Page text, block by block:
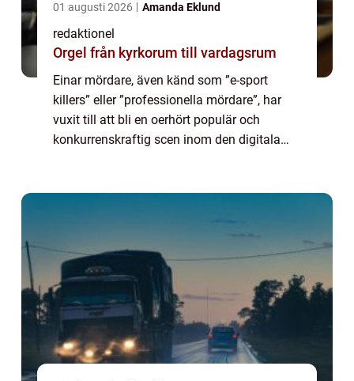
01 augusti 2026 Amanda Eklund
redaktionel
Orgel från kyrkorum till vardagsrum
Einar mördare, även känd som ”e-sport
killers” eller ”professionella mördare”, har
vuxit till att bli en oerhört populär och
konkurrenskraftig scen inom den digitala